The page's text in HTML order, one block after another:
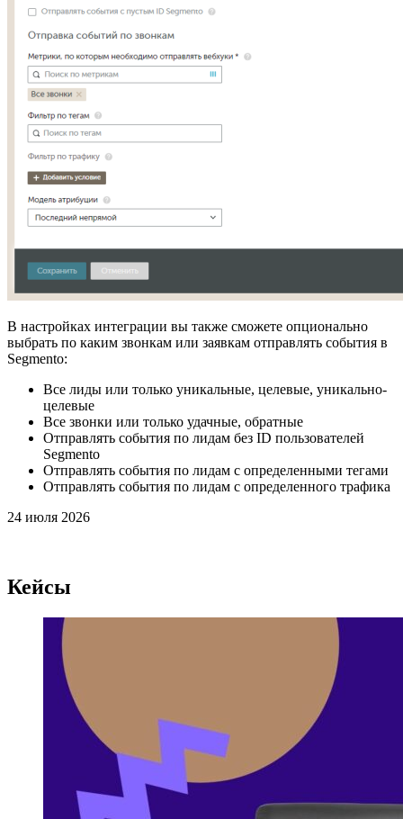
В настройках интеграции вы также сможете опционально
выбрать по каким звонкам или заявкам отправлять события в
Segmento:
Все лиды или только уникальные, целевые, уникально-
целевые
Все звонки или только удачные, обратные
Отправлять события по лидам без ID пользователей
Segmento
Отправлять события по лидам с определенными тегами
Отправлять события по лидам с определенного трафика
24 июля 2026
Кейсы